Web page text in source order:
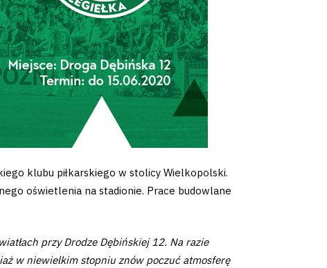
klubu piłkarskiego w stolicy Wielkopolski.
oświetlenia na stadionie. Prace budowlane
przy Drodze Dębińskiej 12. Na razie
w niewielkim stopniu znów poczuć atmosferę